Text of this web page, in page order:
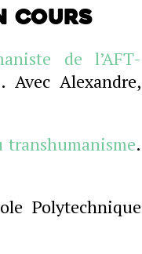
cours
de l’AFT-
. Avec Alexandre,
transhumanisme.
Polytechnique